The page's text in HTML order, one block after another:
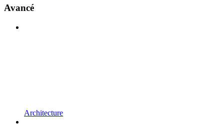
Avancé
Architecture